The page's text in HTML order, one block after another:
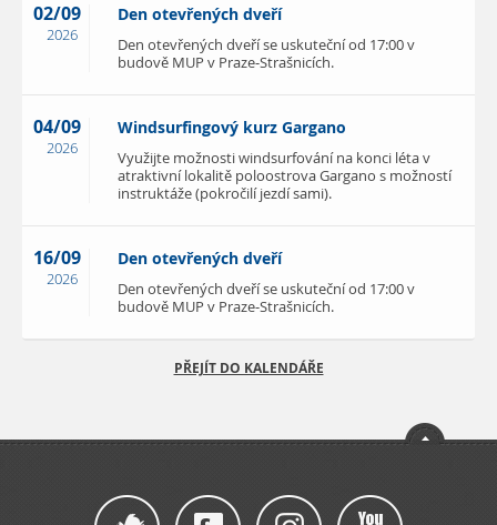
02/09
2026
Den otevřených dveří
Den otevřených dveří se uskuteční od 17:00 v
budově MUP v Praze-Strašnicích.
04/09
2026
Windsurfingový kurz Gargano
Využijte možnosti windsurfování na konci léta v
atraktivní lokalitě poloostrova Gargano s možností
instruktáže (pokročilí jezdí sami).
16/09
2026
Den otevřených dveří
Den otevřených dveří se uskuteční od 17:00 v
budově MUP v Praze-Strašnicích.
PŘEJÍT DO KALENDÁŘE